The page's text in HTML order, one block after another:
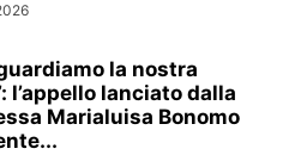
la nostra
l’appello lanciato dalla
Marialuisa Bonomo